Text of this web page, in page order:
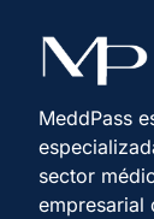
MeddPass
sector
empresarial